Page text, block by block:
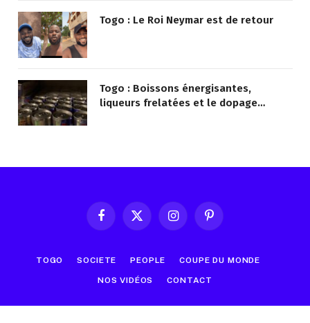
Togo : Le Roi Neymar est de retour
Togo : Boissons énergisantes,
liqueurs frelatées et le dopage
FacebookX
InstagramPinterest
TOGO SOCIETE PEOPLE COUPE DU MONDE
NOS VIDÉOS CONTACT